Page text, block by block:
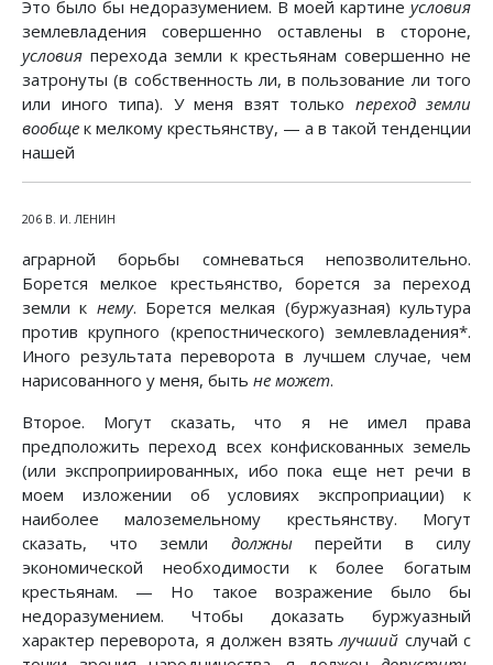
Это было бы недоразумением. В моей картине условия
землевладения совершенно оставлены в стороне,
условия перехода земли к крестьянам совершенно не
затронуты (в собственность ли, в пользование ли того
или иного типа). У меня взят только переход земли
вообще к мелкому крестьянству, — а в такой тенденции
нашей
206 В. И. ЛЕНИН
аграрной борьбы сомневаться непозволительно.
Борется мелкое крестьянство, борется за переход
земли к нему. Борется мелкая (буржуазная) культура
против крупного (крепостнического) землевладения*.
Иного результата переворота в лучшем случае, чем
нарисованного у меня, быть не может.
Второе. Могут сказать, что я не имел права
предположить переход всех конфискованных земель
(или экспроприированных, ибо пока еще нет речи в
моем изложении об условиях экспроприации) к
наиболее малоземельному крестьянству. Могут
сказать, что земли должныперейти в силу
экономической необходимости к более богатым
крестьянам. — Но такое возражение было бы
недоразумением. Чтобы доказать буржуазный
характер переворота, я должен взятьлучший случай с